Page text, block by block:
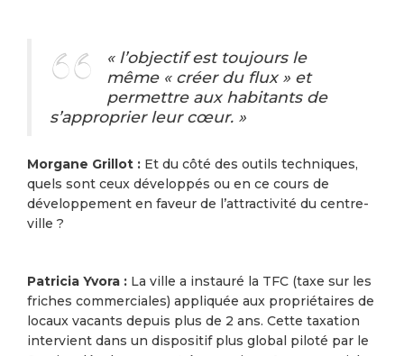
« l’objectif est toujours le
même « créer du flux » et
permettre aux habitants de
s’approprier leur cœur. »
Morgane Grillot : Et du côté des outils techniques,
quels sont ceux développés ou en ce cours de
développement en faveur de l’attractivité du centre-
ville ?
Patricia Yvora : La ville a instauré la TFC (taxe sur les
friches commerciales) appliquée aux propriétaires de
locaux vacants depuis plus de 2 ans. Cette taxation
intervient dans un dispositif plus global piloté par le